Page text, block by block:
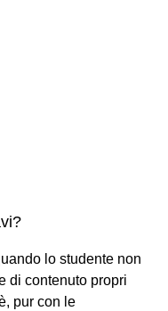
lo studente non
di contenuto propri
pur con le